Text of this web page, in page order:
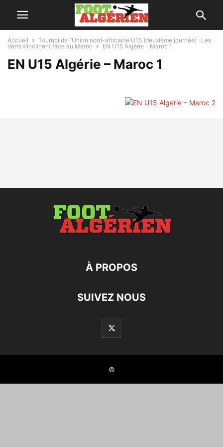
Accueil
Tournoi de l’Union nord-africaine U15 (deuxième journée) : Les
Verts s’inclinent face au Maroc
EN U15 Algérie - Maroc 1
EN U15 Algérie – Maroc 1
À PROPOS
SUIVEZ NOUS
©